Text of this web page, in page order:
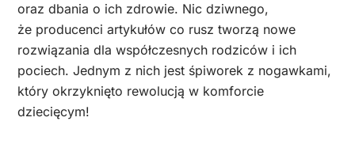
oraz dbania o ich zdrowie. Nic dziwnego,
że producenci artykułów co rusz tworzą nowe
rozwiązania dla współczesnych rodziców i ich
pociech. Jednym z nich jest śpiworek z nogawkami,
który okrzyknięto rewolucją w komforcie
dziecięcym!